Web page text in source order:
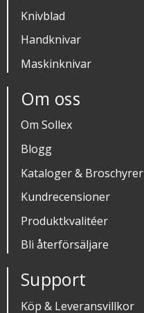
Knivblad
Handknivar
Maskinknivar
Om oss
Om Sollex
Blogg
Kataloger & Broschyrer
Kundrecensioner
Produktkvalitéer
Bli återförsäljare
Support
Köp & Leveransvillkor